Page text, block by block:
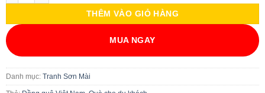
THÊM VÀO GIỎ HÀNG
MUA NGAY
Danh mục: Tranh Sơn Mài